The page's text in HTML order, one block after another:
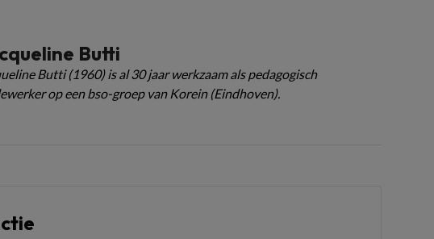
Butti
Butti (1960) is al 30 jaar werkzaam als pedagogisch
op een bso-groep van Korein (Eindhoven).